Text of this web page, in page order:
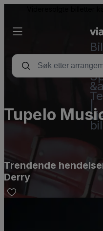
–
Tupelo
Trendende
Derry